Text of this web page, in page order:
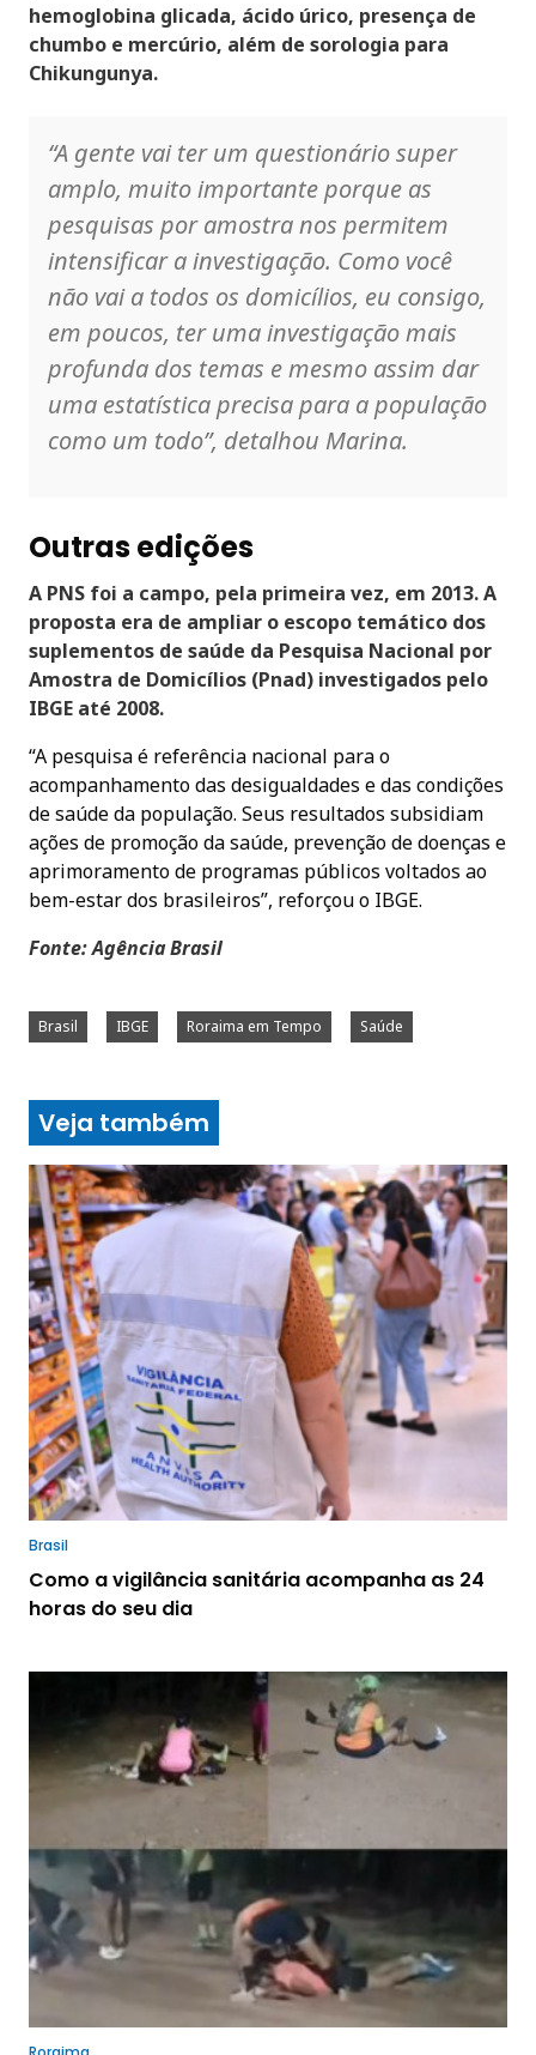
hemoglobina glicada, ácido úrico, presença de
chumbo e mercúrio, além de sorologia para
Chikungunya.
“A gente vai ter um questionário super
amplo, muito importante porque as
pesquisas por amostra nos permitem
intensificar a investigação. Como você
não vai a todos os domicílios, eu consigo,
em poucos, ter uma investigação mais
profunda dos temas e mesmo assim dar
uma estatística precisa para a população
como um todo”, detalhou Marina.
Outras edições
A PNS foi a campo, pela primeira vez, em 2013. A
proposta era de ampliar o escopo temático dos
suplementos de saúde da Pesquisa Nacional por
Amostra de Domicílios (Pnad) investigados pelo
IBGE até 2008.
“A pesquisa é referência nacional para o
acompanhamento das desigualdades e das condições
de saúde da população. Seus resultados subsidiam
ações de promoção da saúde, prevenção de doenças e
aprimoramento de programas públicos voltados ao
bem-estar dos brasileiros”, reforçou o IBGE.
Fonte: Agência Brasil
Brasil IBGE Roraima em Tempo Saúde
Veja também
Brasil
Como a vigilância sanitária acompanha as 24
horas do seu dia